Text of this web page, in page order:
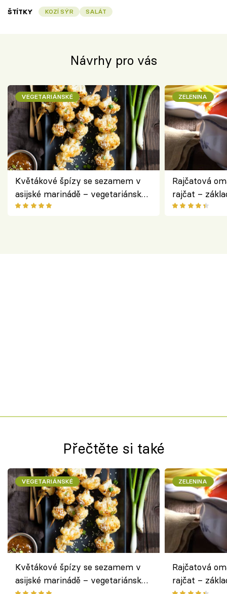
ŠTÍTKY KOZÍ SÝR SALÁT
Návrhy pro vás
VEGETARIÁNSKÉ
Květákové špízy se sezamem v
asijské marinádě – vegetariánská
chuťovka z grilu
ZELENINA
Rajčatová
rajčat –
Přečtěte si také
VEGETARIÁNSKÉ
Květákové špízy se sezamem v
asijské marinádě – vegetariánská
ZELENINA
Rajčatová
rajčat –